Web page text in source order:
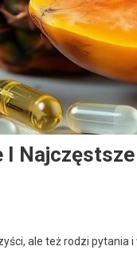
Najczęstsze
ale też rodzi pytania i